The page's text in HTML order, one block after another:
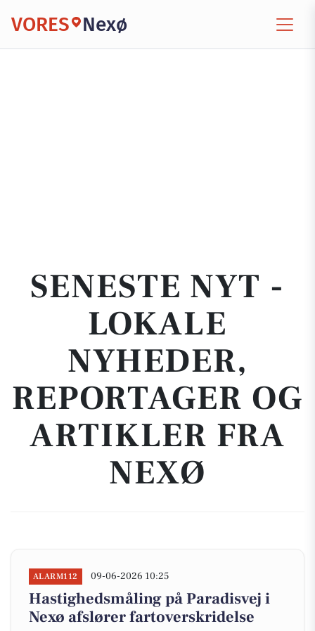
VORES Nexø
SENESTE NYT -
LOKALE
NYHEDER,
REPORTAGER OG
ARTIKLER FRA
NEXØ
ALARM112 09-06-2026 10:25
Hastighedsmåling på Paradisvej i
Nexø afslører fartoverskridelse